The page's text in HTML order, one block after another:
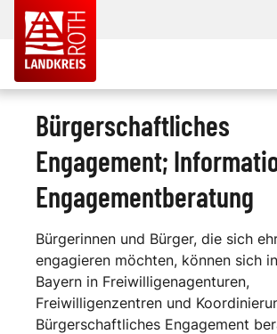
Bürgerschaftliches
Engagement;
Engagementberatung
Bürgerinnen und Bürger, die sich
engagieren möchten, können sich
Bayern in Freiwilligenagenturen,
Freiwilligenzentren und
Bürgerschaftliches Engagement